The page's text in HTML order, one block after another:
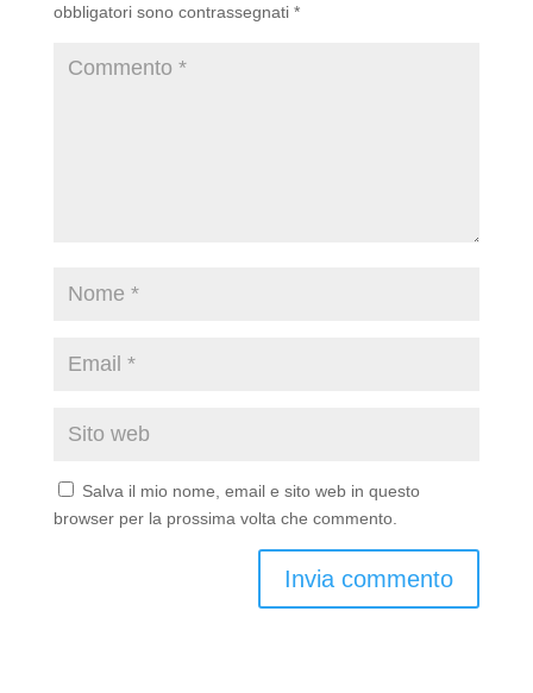
obbligatori sono contrassegnati *
Salva il mio nome, email e sito web in questo
browser per la prossima volta che commento.